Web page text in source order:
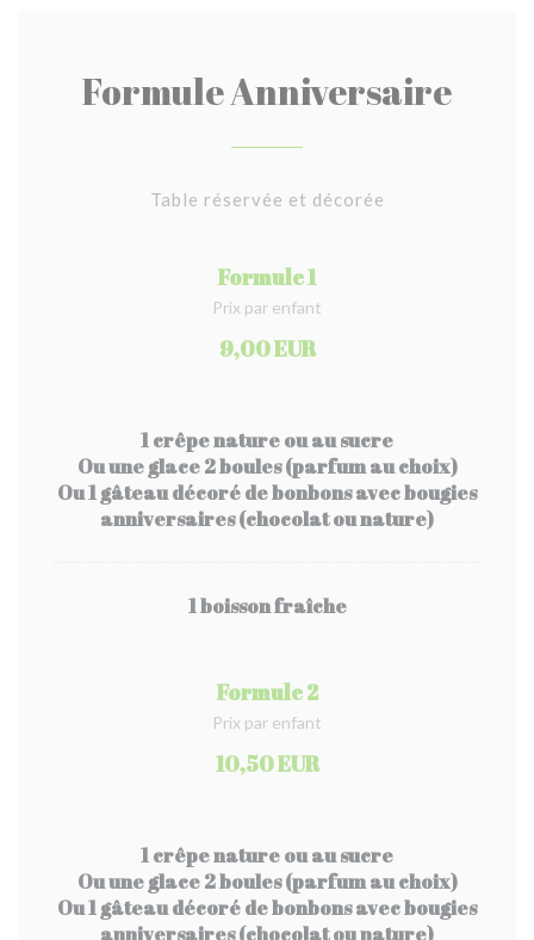
Formule Anniversaire
Table réservée et décorée
Formule 1
Prix par enfant
9,00 EUR
1 crêpe nature ou au sucre
Ou une glace 2 boules (parfum au choix)
Ou 1 gâteau décoré de bonbons avec bougies
anniversaires (chocolat ou nature)
1 boisson fraîche
Formule 2
Prix par enfant
10,50 EUR
1 crêpe nature ou au sucre
Ou une glace 2 boules (parfum au choix)
Ou 1 gâteau décoré de bonbons avec bougies
anniversaires (chocolat ou nature)